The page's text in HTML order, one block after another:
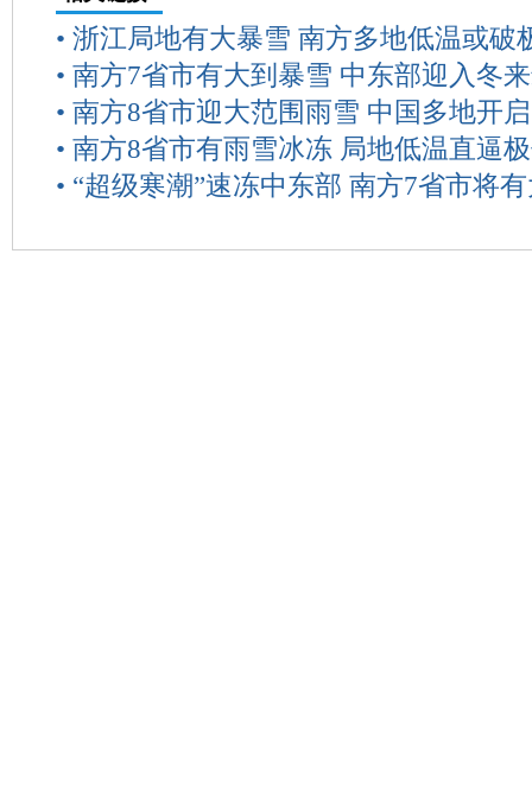
• 浙江局地有大暴雪 南方多地低温或破
• 南方7省市有大到暴雪 中东部迎入冬
• 南方8省市迎大范围雨雪 中国多地开
• 南方8省市有雨雪冰冻 局地低温直逼
• “超级寒潮”速冻中东部 南方7省市将